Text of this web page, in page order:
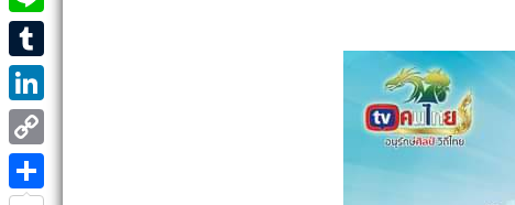
c
e
b
o
o
k
w
i
t
t
e
r
L
i
n
e
T
u
m
b
L
i
n
C
o